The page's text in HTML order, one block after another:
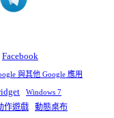
Facebook
與其他 Google 應用
Windows 7
作遊戲 動態桌布